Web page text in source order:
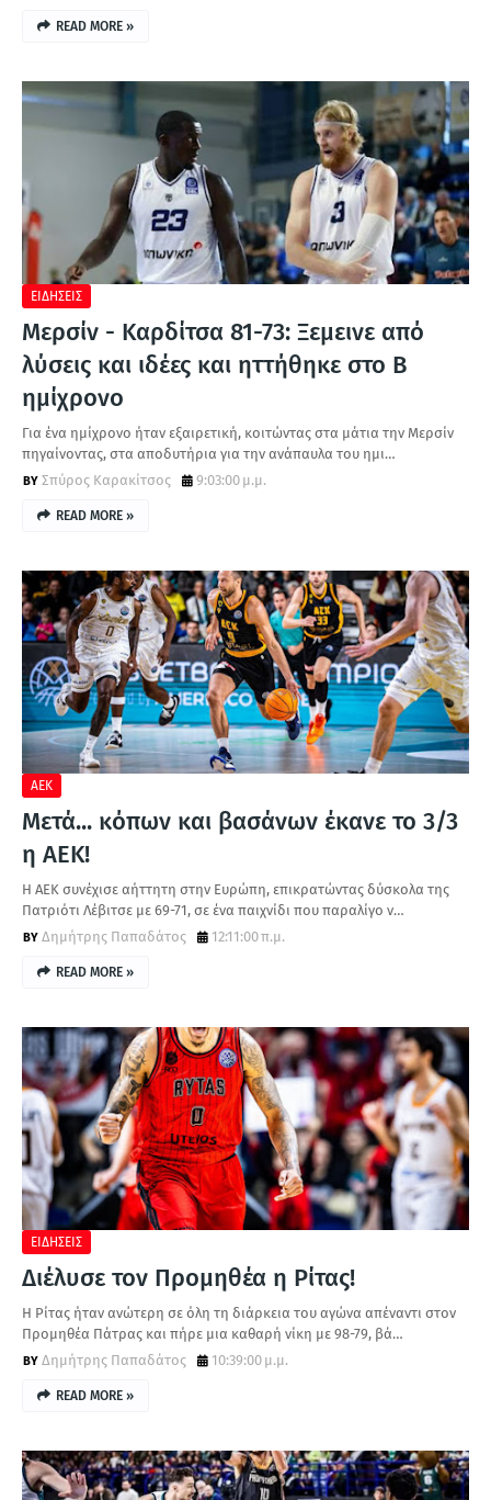
READ MORE »
ΕΙΔΗΣΕΙΣ
Μερσίν - Καρδίτσα 81-73: Ξεμεινε από
λύσεις και ιδέες και ηττήθηκε στο Β
ημίχρονο
Για ένα ημίχρονο ήταν εξαιρετική, κοιτώντας στα μάτια την Μερσίν
πηγαίνοντας, στα αποδυτήρια για την ανάπαυλα του ημι…
Σπύρος Καρακίτσος
9:03:00 μ.μ.
READ MORE »
ΑΕΚ
Μετά... κόπων και βασάνων έκανε το 3/3
η ΑΕΚ!
Η ΑΕΚ συνέχισε αήττητη στην Ευρώπη, επικρατώντας δύσκολα της
Πατριότι Λέβιτσε με 69-71, σε ένα παιχνίδι που παραλίγο ν…
Δημήτρης Παπαδάτος
12:11:00 π.μ.
READ MORE »
ΕΙΔΗΣΕΙΣ
Διέλυσε τον Προμηθέα η Ρίτας!
Η Ρίτας ήταν ανώτερη σε όλη τη διάρκεια του αγώνα απέναντι στον
Προμηθέα Πάτρας και πήρε μια καθαρή νίκη με 98-79, βά…
Δημήτρης Παπαδάτος
10:39:00 μ.μ.
READ MORE »